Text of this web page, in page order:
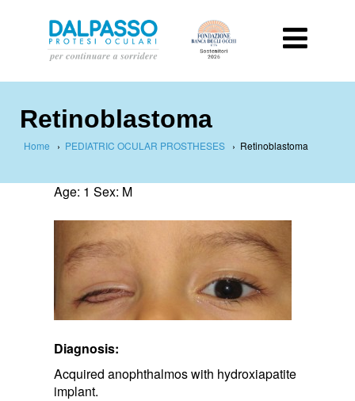
Retinoblastoma
Home › PEDIATRIC OCULAR PROSTHESES › Retinoblastoma
Age: 1 Sex: M
Diagnosis:
Acquired anophthalmos with hydroxiapatite
implant.